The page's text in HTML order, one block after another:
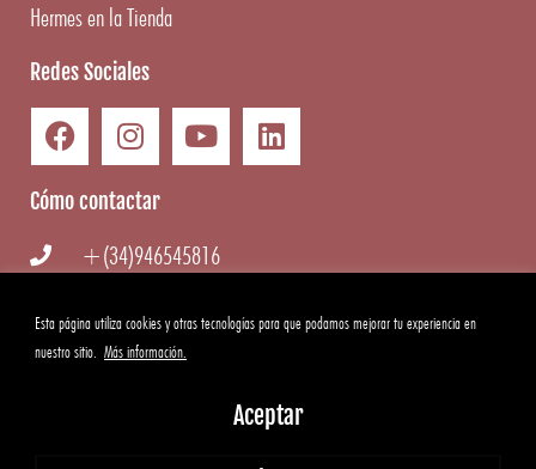
Esta página utiliza cookies y otras tecnologías para que podamos mejorar tu experiencia en
nuestro sitio. Más información.
Aceptar
Hermes en la Tienda
Redes Sociales
Cómo contactar
+(34)946545816
info@hermesgourmet.com
WhatsApp